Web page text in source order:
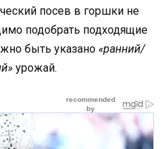
посев в горшки не
подобрать подходящие
быть указано «ранний/
урожай.